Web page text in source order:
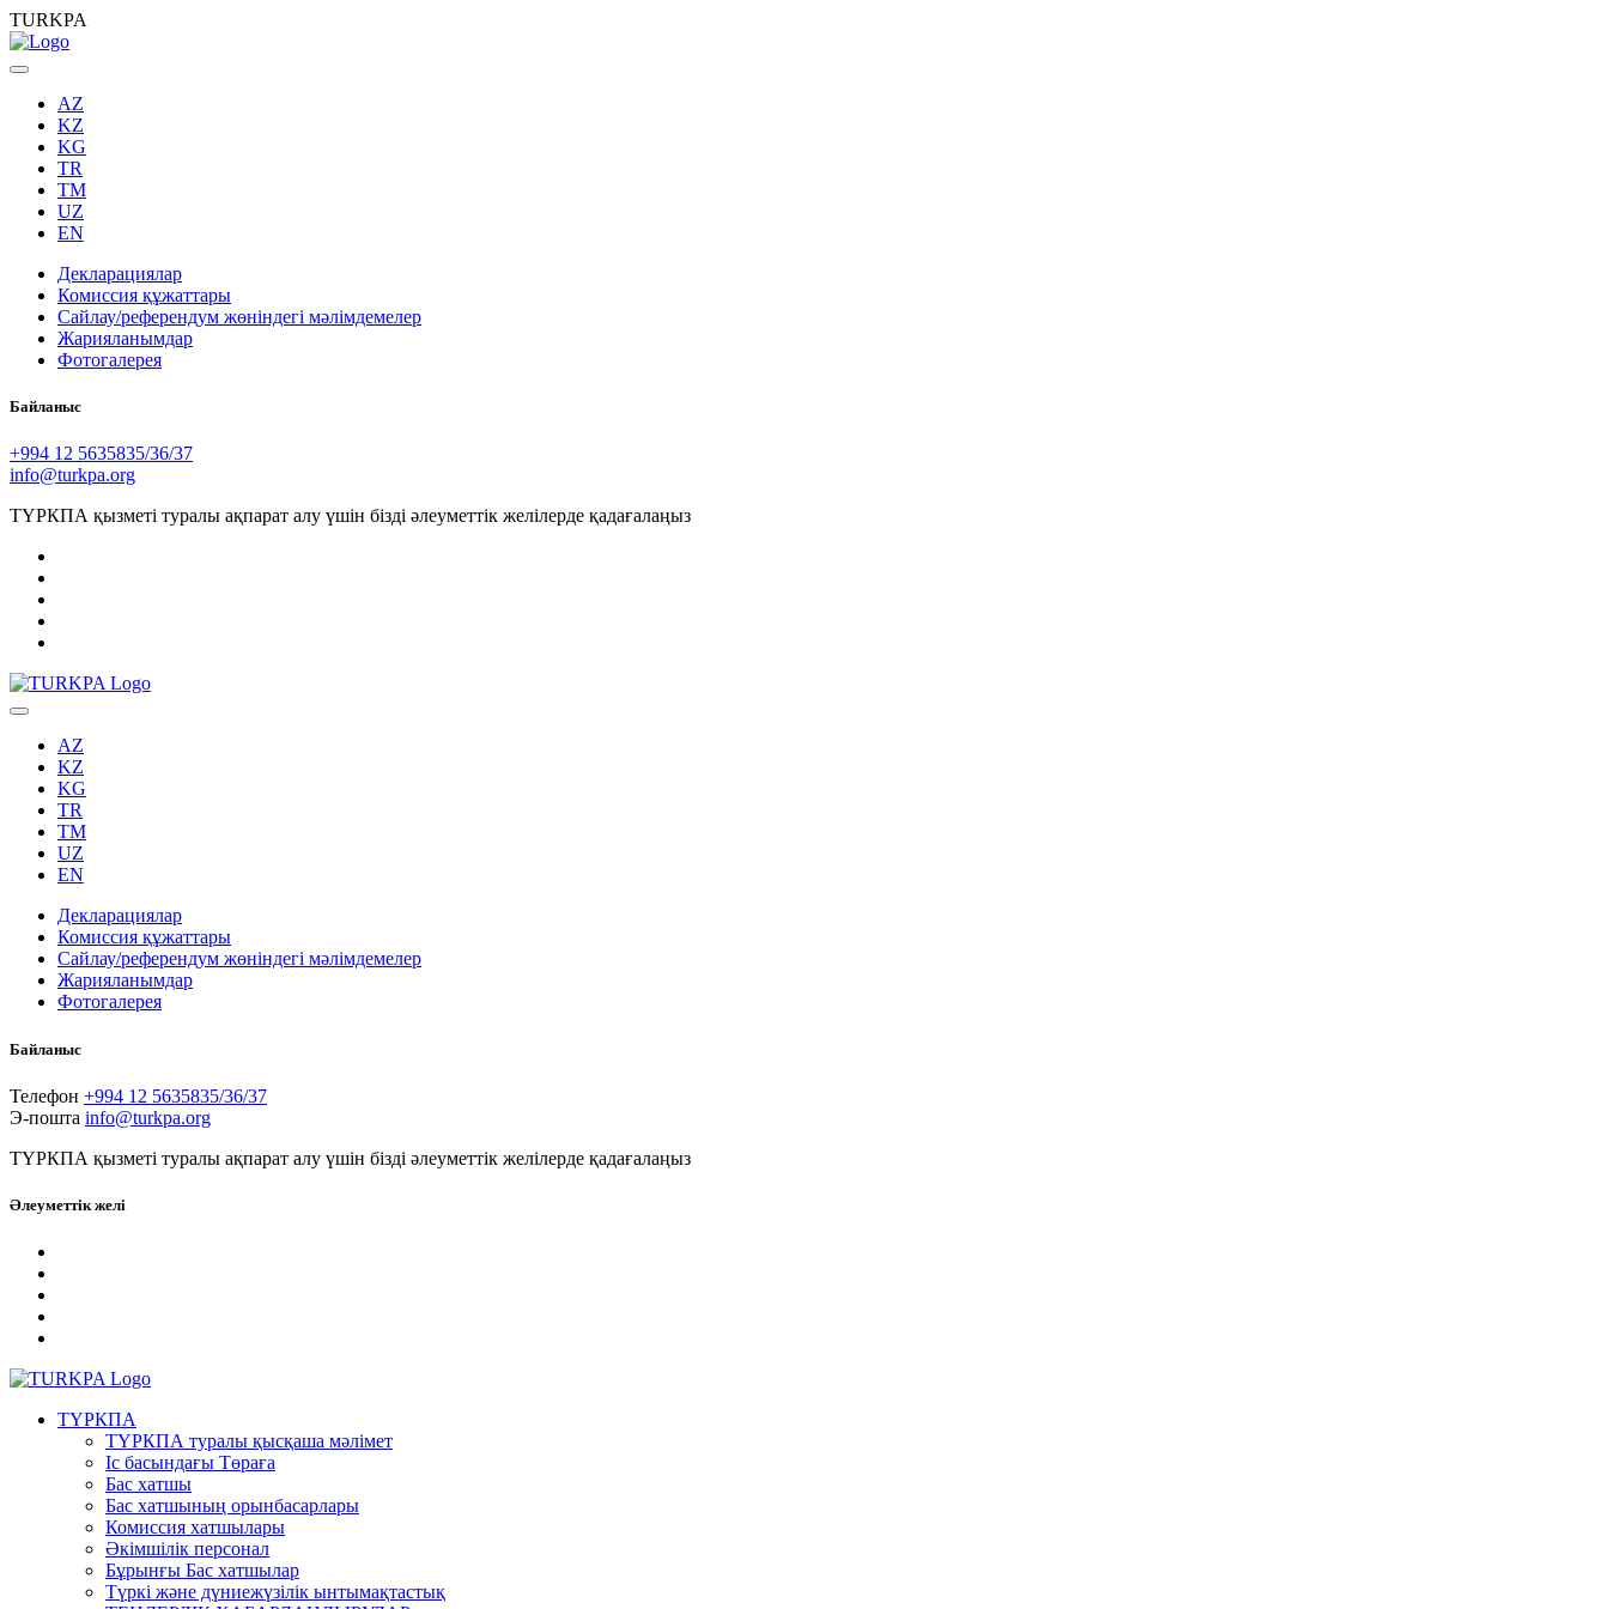
TURKPA
AZ
KZ
KG
TR
TM
UZ
EN
Декларациялар
Комиссия құжаттары
Сайлау/референдум жөніндегі мәлімдемелер
Жарияланымдар
Фотогалерея
Байланыс
+994 12 5635835/36/37
info@turkpa.org
ТҮРКПА қызметі туралы ақпарат алу үшін бізді әлеуметтік желілерде қадағалаңыз
AZ
KZ
KG
TR
TM
UZ
EN
Декларациялар
Комиссия құжаттары
Сайлау/референдум жөніндегі мәлімдемелер
Жарияланымдар
Фотогалерея
Байланыс
Телефон +994 12 5635835/36/37
Э-пошта info@turkpa.org
ТҮРКПА қызметі туралы ақпарат алу үшін бізді әлеуметтік желілерде қадағалаңыз
Әлеуметтік желі
ТҮРКПА
ТҮРКПА туралы қысқаша мәлімет
Iс басындағы Төраға
Бас хатшы
Бас хатшының орынбасарлары
Комиссия хатшылары
Әкімшілік персонал
Бұрынғы Бас хатшылар
Түркі және дүниежүзілік ынтымақтастық